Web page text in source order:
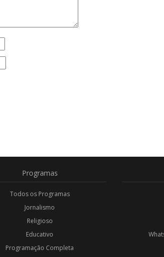
Programas
Todos os Programas
Jornalismo
Religioso
Educativo
Programação Completa